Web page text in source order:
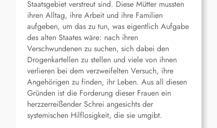
Staatsgebiet verstreut sind. Diese Mütter mussten
ihren Alltag, ihre Arbeit und ihre Familien
aufgeben, um das zu tun, was eigentlich Aufgabe
des alten Staates wäre: nach ihren
Verschwundenen zu suchen, sich dabei den
Drogenkartellen zu stellen und viele von ihnen
verlieren bei dem verzweifelten Versuch, ihre
Angehörigen zu finden, ihr Leben. Aus all diesen
Gründen ist die Forderung dieser Frauen ein
herzzerreißender Schrei angesichts der
systemischen Hilflosigkeit, die sie umgibt.